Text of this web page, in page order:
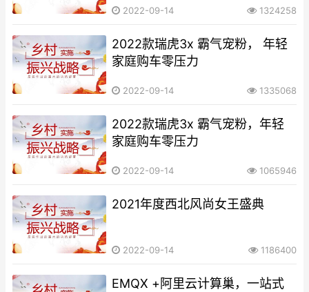
2022-09-14 1324258
2022款瑞虎3x 霸气宠粉， 年轻
家庭购车零压力
2022-09-14 1335068
2022款瑞虎3x 霸气宠粉，年轻
家庭购车零压力
2022-09-14 1065946
2021年度西北风尚女王盛典
2022-09-14 1186400
EMQX +阿里云计算巢，一站式